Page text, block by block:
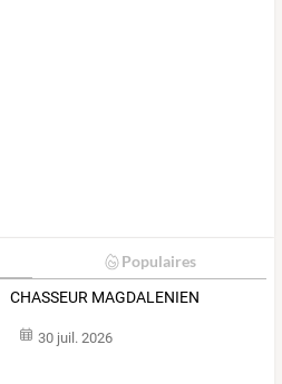
Populaires
CHASSEUR MAGDALENIEN
30 juil. 2026